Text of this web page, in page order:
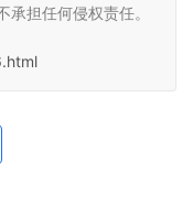
担任何侵权责任。